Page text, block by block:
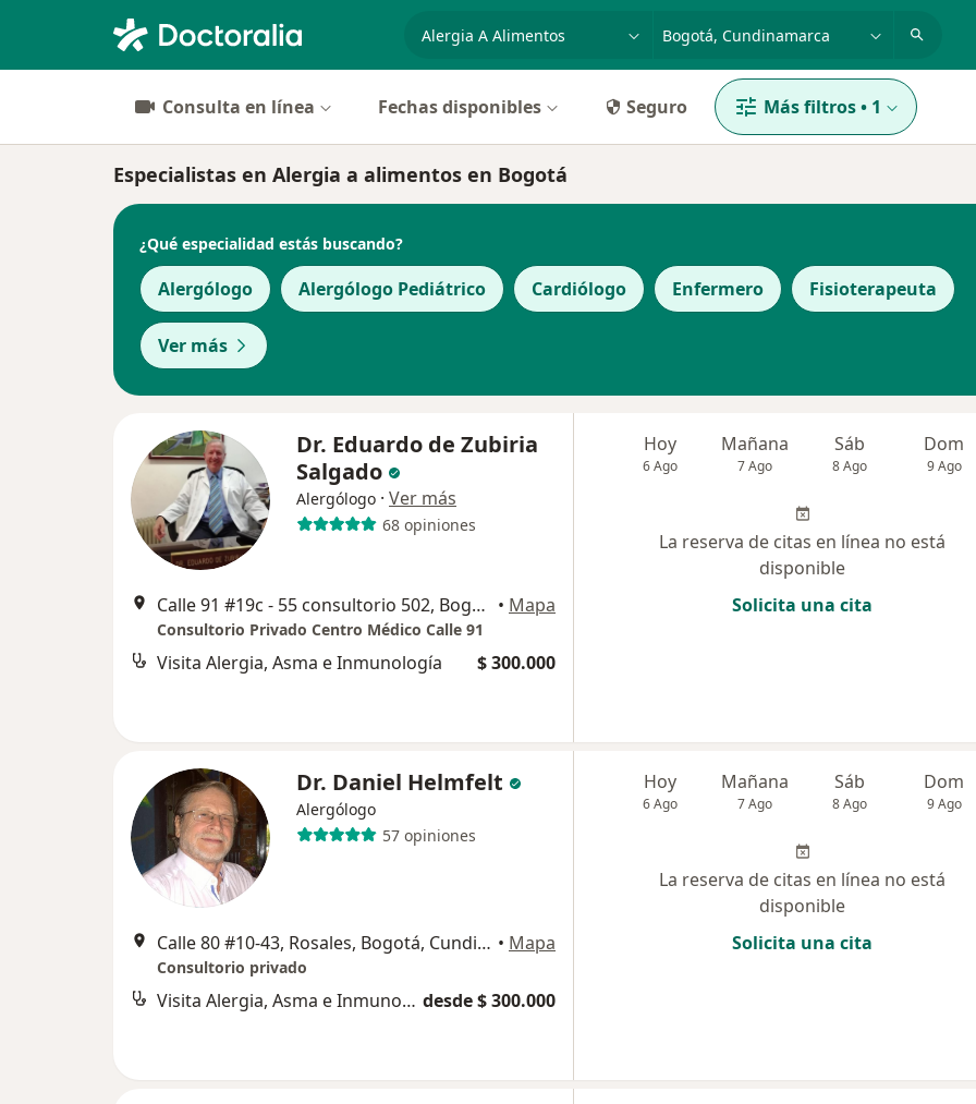
especialidad, enfermedad o nombre
p. ej. Bogotá
Consulta en línea Fechas disponibles Seguro Más filtros• 1
Especialistas en Alergia a alimentos en Bogotá
¿Qué especialidad estás buscando?
Alergólogo Alergólogo Pediátrico Cardiólogo Enfermero Fisioterapeuta
Ver más
Dr. Eduardo de Zubiria
Salgado
Alergólogo · Ver más
68 opiniones
Calle 91 #19c - 55 consultorio 502, Bogotá • Mapa
Consultorio Privado Centro Médico Calle 91
Visita Alergia, Asma e Inmunología $ 300.000
Hoy
6 Ago
Mañana
7 Ago
Sáb
8 Ago
Dom
9 Ago
La reserva de citas en línea no está
disponible
Solicita una cita
Dr. Daniel Helmfelt
Alergólogo
57 opiniones
Calle 80 #10-43, Rosales, Bogotá, Cundinamarca, Colombia, Bogotá • Mapa
Consultorio privado
Visita Alergia, Asma e Inmunología desde $ 300.000
Hoy
6 Ago
Mañana
7 Ago
Sáb
8 Ago
Dom
9 Ago
La reserva de citas en línea no está
disponible
Solicita una cita